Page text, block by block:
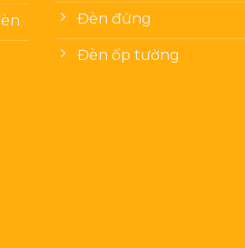
Đèn đứng
Đèn ốp tường